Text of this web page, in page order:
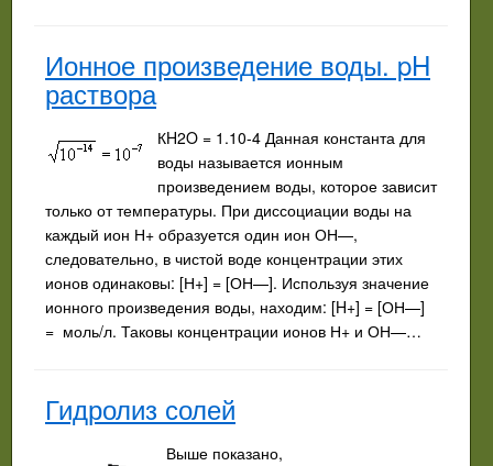
Ионное произведение воды. pH
раствора
КH2O = 1.10-4 Данная константа для
воды называется ионным
произведением воды, которое зависит
только от температуры. При диссоциации воды на
каждый ион Н+ образуется один ион ОН—,
следовательно, в чистой воде концентрации этих
ионов одинаковы: [Н+] = [ОН—]. Используя значение
ионного произведения воды, находим: [H+] = [ОН—]
= моль/л. Таковы концентрации ионов Н+ и ОН—…
Гидролиз солей
Выше показано,